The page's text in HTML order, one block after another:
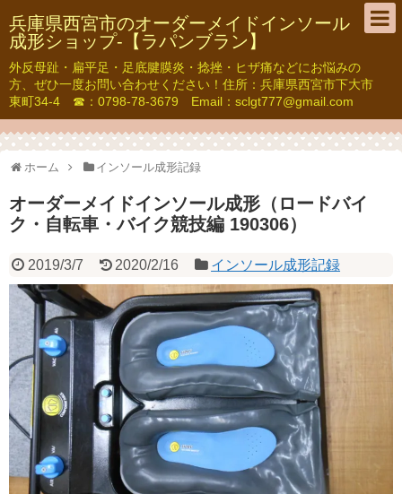
兵庫県西宮市のオーダーメイドインソール
成形ショップ-【ラパンブラン】
外反母趾・扁平足・足底腱膜炎・捻挫・ヒザ痛などにお悩みの
方、ぜひ一度お問い合わせください！住所：兵庫県西宮市下大市
東町34-4 ☎：0798-78-3679 Email：sclgt777@gmail.com
ホーム インソール成形記録
オーダーメイドインソール成形（ロードバイ
ク・自転車・バイク競技編 190306）
2019/3/7 2020/2/16 インソール成形記録